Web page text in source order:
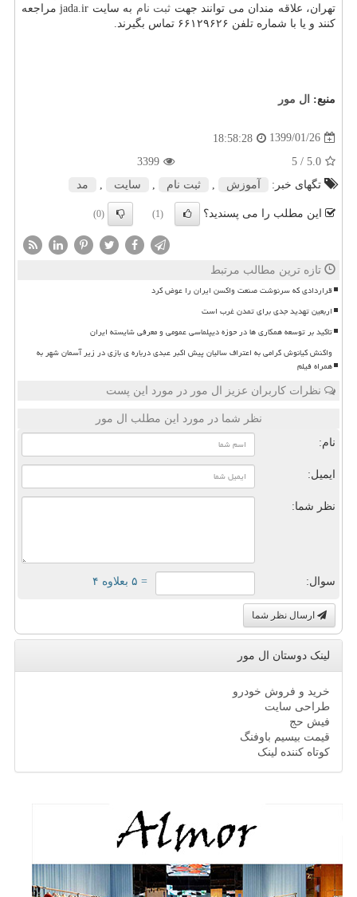
تهران، علاقه مندان می توانند جهت ثبت نام
به سایت jada.ir مراجعه
كنند و یا با شماره تلفن ۶۶۱۲۹۶۲۶ تماس بگیرند.
منبع: ال مور
1399/01/26
18:58:28
5.0
/ 5
3399
تگهای خبر:
آموزش ثبت نام سایت مد
این مطلب را می پسندید؟ (1)
(0)
تازه ترین مطالب مرتبط
قراردادی که سرنوشت صنعت واکسن ایران را عوض کرد
اربعین تهدید جدی برای تمدن غرب است
تاکید بر توسعه همکاری ها در حوزه دیپلماسی عمومی و معرفی شایسته ایران
واکنش کیانوش گرامی به اعتراف سالیان پیش اکبر عبدی درباره ی بازی در زیر آسمان شهر به
همراه فیلم
نظرات کاربران عزیز ال مور در مورد این پست
نظر شما در مورد این مطلب ال مور
نام:
ایمیل:
نظر شما:
سوال: = ۵ بعلاوه ۴
ارسال نظر شما
لینک دوستان ال مور
خرید و فروش خودرو
طراحی سایت
فیش حج
قیمت بیسیم باوفنگ
کوتاه کننده لینک